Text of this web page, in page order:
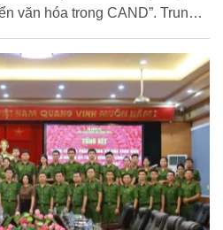
văn hóa trong CAND”. Trung
tướng, GS. TS Nguyễn Đắc
CSND đồng chủ trì Hội